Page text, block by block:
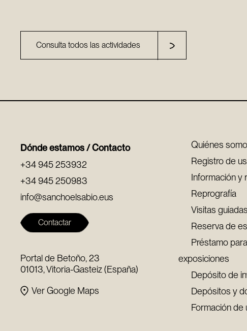
Consulta todos las actividades
Dónde estamos / Contacto
+34 945 253932
+34 945 250983
info@sanchoelsabio.eus
Contactar
Portal de Betoño, 23
01013, Vitoria-Gasteiz (España)
Ver Google Maps
Quiénes
Registro de
Información y
Reprografía
Visitas guiadas
Reserva de
Préstamo para
exposiciones
Depósito de
Depósitos y
Formación de